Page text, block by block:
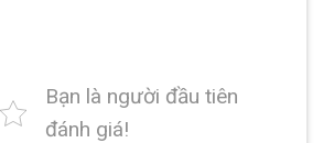
Bạn là người đầu tiên
đánh giá!